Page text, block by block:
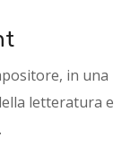
in una
letteratura e